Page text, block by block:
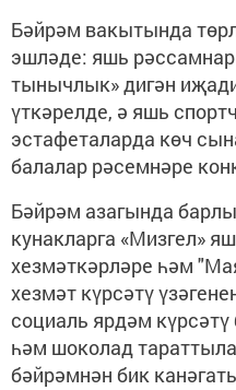
Бәйрәм вакытында
эшләде: яшь
тынычлык» дигән
үткәрелде, ә яшь
эстафеталарда көч
балалар рәсемнәре
Бәйрәм азагында
кунакларга «Мизгел»
хезмәткәрләре һәм
хезмәт күрсәтү
социаль ярдәм
һәм шоколад
бәйрәмнән бик